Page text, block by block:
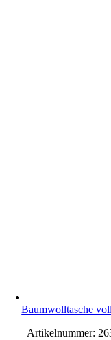
Baumwolltasche
Artikelnummer: